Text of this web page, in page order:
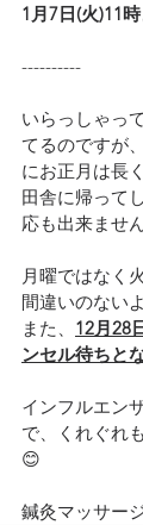
1月7日(火)11
----------
いらっしゃっ
てるのですが
にお正月は長
田舎に帰って
応も出来ませ
月曜ではなく
間違いのない
また、 12月28
ンセル待ちと
インフルエン
で、くれぐれ
😊
鍼灸マッサー